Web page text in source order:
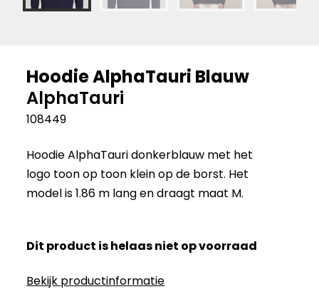
Hoodie AlphaTauri Blauw
AlphaTauri
108449
Hoodie AlphaTauri donkerblauw met het
logo toon op toon klein op de borst. Het
model is 1.86 m lang en draagt ​​maat M.
Dit product is helaas niet op voorraad
Bekijk productinformatie